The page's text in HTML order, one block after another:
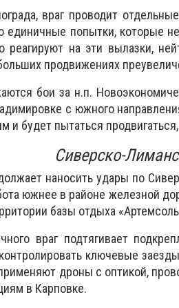
враг проводит
единичные попытки, которые
на эти вылазки,
продвижениях
бои за н.п.
с южного
и будет пытаться
Сиверско-
наносить удары по
южнее в районе железной
базы отдыха
враг подтягивает
ключевые
дроны с оптикой,
в Карповке.